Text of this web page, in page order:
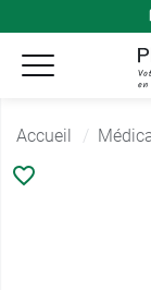
Accueil